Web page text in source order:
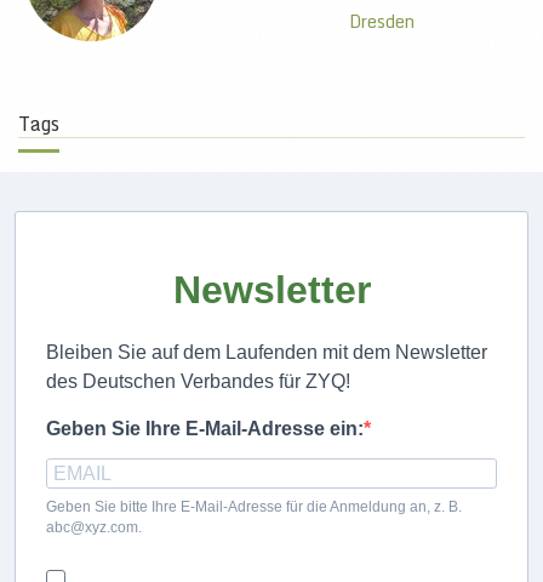
Dresden
Tags
Newsletter
Bleiben Sie auf dem Laufenden mit dem Newsletter
des Deutschen Verbandes für ZYQ!
Geben Sie Ihre E-Mail-Adresse ein:
Geben Sie bitte Ihre E-Mail-Adresse für die Anmeldung an, z. B.
abc@xyz.com.